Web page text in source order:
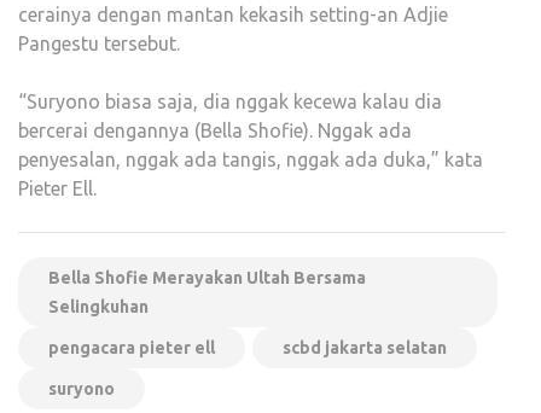
cerainya dengan mantan kekasih setting-an Adjie
Pangestu tersebut.
“Suryono biasa saja, dia nggak kecewa kalau dia
bercerai dengannya (Bella Shofie). Nggak ada
penyesalan, nggak ada tangis, nggak ada duka,” kata
Pieter Ell.
Bella Shofie Merayakan Ultah Bersama
Selingkuhan
pengacara pieter ell scbd jakarta selatan
suryono